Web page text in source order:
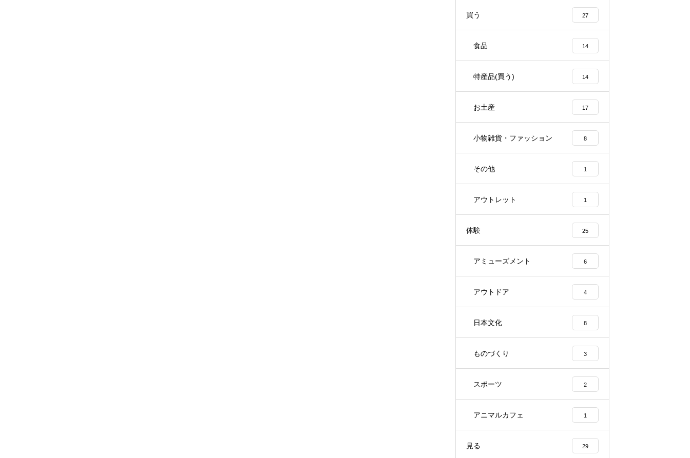
買う 27
食品 14
特産品(買う) 14
お土産 17
小物雑貨・ファッション 8
その他 1
アウトレット 1
体験 25
アミューズメント 6
アウトドア 4
日本文化 8
ものづくり 3
スポーツ 2
アニマルカフェ 1
見る 29